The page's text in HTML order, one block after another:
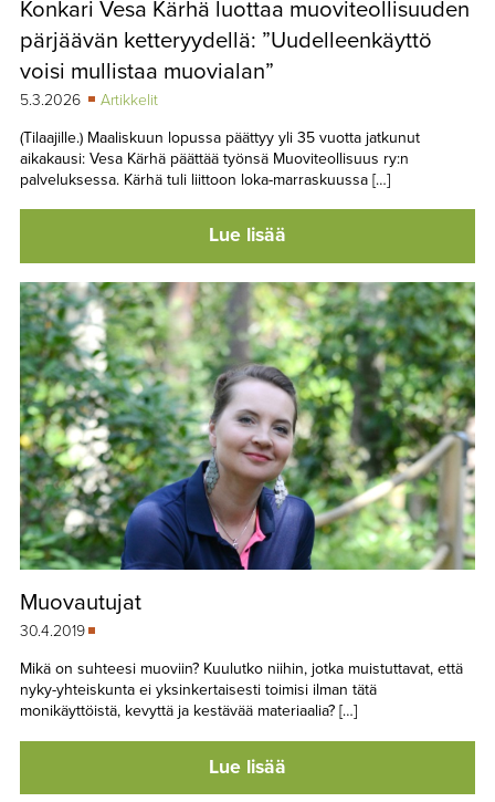
TAPAHTUMAT
YHTEYSTIEDOT
Konkari Vesa Kärhä luottaa muoviteollisuuden
pärjäävän ketteryydellä: ”Uudelleenkäyttö
voisi mullistaa muovialan”
5.3.2026
Artikkelit
(Tilaajille.) Maaliskuun lopussa päättyy yli 35 vuotta jatkunut
aikakausi: Vesa Kärhä päättää työnsä Muoviteollisuus ry:n
palveluksessa. Kärhä tuli liittoon loka-marraskuussa […]
Lue lisää
Muovautujat
30.4.2019
Mikä on suhteesi muoviin? Kuulutko niihin, jotka muistuttavat, että
nyky-yhteiskunta ei yksinkertaisesti toimisi ilman tätä
monikäyttöistä, kevyttä ja kestävää materiaalia? […]
Lue lisää